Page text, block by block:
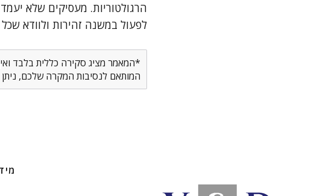
הרגולטוריות. מעסיקים שלא
לפעול במשנה זהירות ולוודא
*המאמר מציג סקירה כללית בלבד
המותאם לנסיבות המקרה שלכם, ניתן